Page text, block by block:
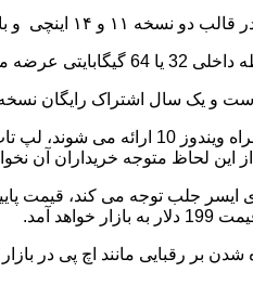
دو نسخه ۱۱ و ۱۴ اینچی و با رزلوشن ۱۳۶۶ در ۷۶۸ پیکسل عرضه خواهد شد. این محصول مجهز به یک چیپست
با توجه با اینکه این
این لحاظ متوجه خریداران آن
ایسر جلب توجه می کند، قیمت
بر رقبایی مانند اچ پی در بازار